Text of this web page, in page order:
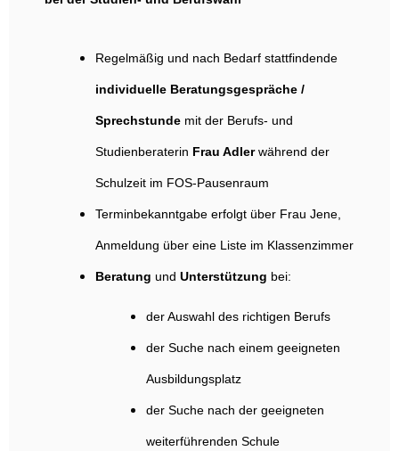
Regelmäßig und nach Bedarf stattfindende
individuelle Beratungsgespräche /
Sprechstunde mit der Berufs- und
Studienberaterin Frau Adlerwährend der
Schulzeit im FOS-Pausenraum
Terminbekanntgabe erfolgt über Frau Jene,
Anmeldung über eine Liste im Klassenzimmer
Beratung und Unterstützung bei:
der Auswahl des richtigen Berufs
der Suche nach einem geeigneten
Ausbildungsplatz
der Suche nach der geeigneten
weiterführenden Schule